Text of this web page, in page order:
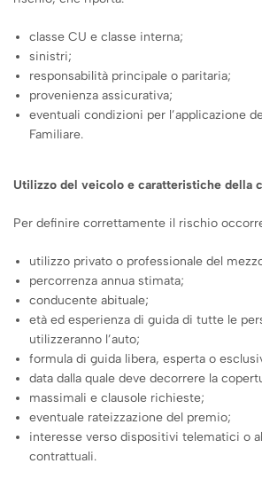
classe CU e classe interna;
sinistri;
responsabilità principale o paritaria;
provenienza assicurativa;
eventuali condizioni per l’applicazione
Familiare.
Utilizzo del veicolo e caratteristiche della
Per definire correttamente il rischio
utilizzo privato o professionale del
percorrenza annua stimata;
conducente abituale;
età ed esperienza di guida di tutte le
utilizzeranno l’auto;
formula di guida libera, esperta o
data dalla quale deve decorrere la
massimali e clausole richieste;
eventuale rateizzazione del premio;
interesse verso dispositivi telematici o
contrattuali.